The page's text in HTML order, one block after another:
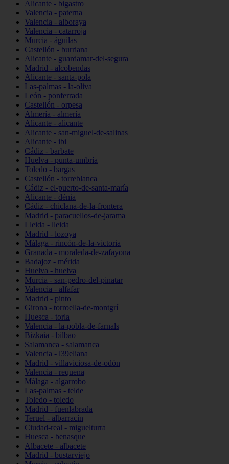
Alicante - bigastro
Valencia - paterna
Valencia - alboraya
Valencia - catarroja
Murcia - águilas
Castellón - burriana
Alicante - guardamar-del-segura
Madrid - alcobendas
Alicante - santa-pola
Las-palmas - la-oliva
León - ponferrada
Castellón - orpesa
Almería - almería
Alicante - alicante
Alicante - san-miguel-de-salinas
Alicante - ibi
Cádiz - barbate
Huelva - punta-umbría
Toledo - bargas
Castellón - torreblanca
Cádiz - el-puerto-de-santa-maría
Alicante - dénia
Cádiz - chiclana-de-la-frontera
Madrid - paracuellos-de-jarama
Lleida - lleida
Madrid - lozoya
Málaga - rincón-de-la-victoria
Granada - moraleda-de-zafayona
Badajoz - mérida
Huelva - huelva
Murcia - san-pedro-del-pinatar
Valencia - alfafar
Madrid - pinto
Girona - torroella-de-montgrí
Huesca - torla
Valencia - la-pobla-de-farnals
Bizkaia - bilbao
Salamanca - salamanca
Valencia - l39eliana
Madrid - villaviciosa-de-odón
Valencia - requena
Málaga - algarrobo
Las-palmas - telde
Toledo - toledo
Madrid - fuenlabrada
Teruel - albarracín
Ciudad-real - miguelturra
Huesca - benasque
Albacete - albacete
Madrid - bustarviejo